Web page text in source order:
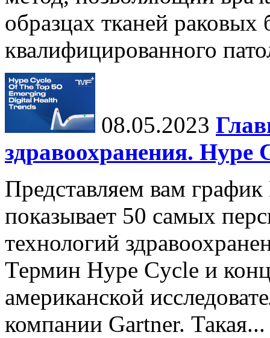
образцах тканей раковых
квалифицированного
08.05.2023
здравоохранения. Hype
Представляем вам
показывает 50 самых
технологий
Термин Hype Cycle и
американской
компании Gartner. Такая...